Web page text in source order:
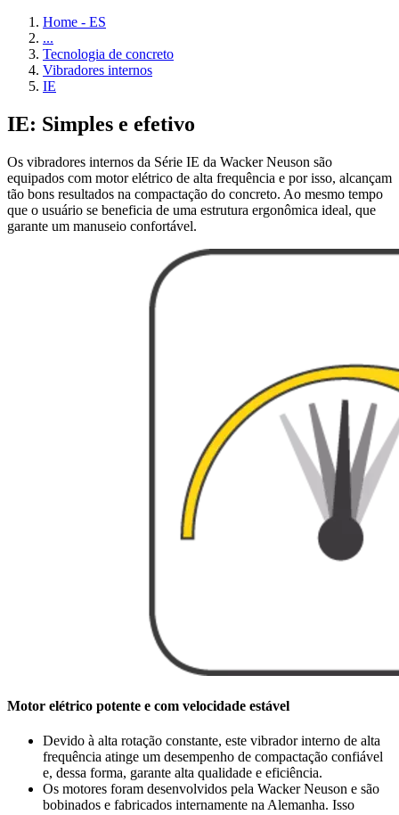
Home - ES
...
Tecnologia de concreto
Vibradores internos
IE
IE: Simples e efetivo
Os vibradores internos da Série IE da Wacker Neuson são
equipados com motor elétrico de alta frequência e por isso, alcançam
tão bons resultados na compactação do concreto. Ao mesmo tempo
que o usuário se beneficia de uma estrutura ergonômica ideal, que
garante um manuseio confortável.
Motor elétrico potente e com velocidade estável
Devido à alta rotação constante, este vibrador interno de alta
frequência atinge um desempenho de compactação confiável
e, dessa forma, garante alta qualidade e eficiência.
Os motores foram desenvolvidos pela Wacker Neuson e são
bobinados e fabricados internamente na Alemanha. Isso